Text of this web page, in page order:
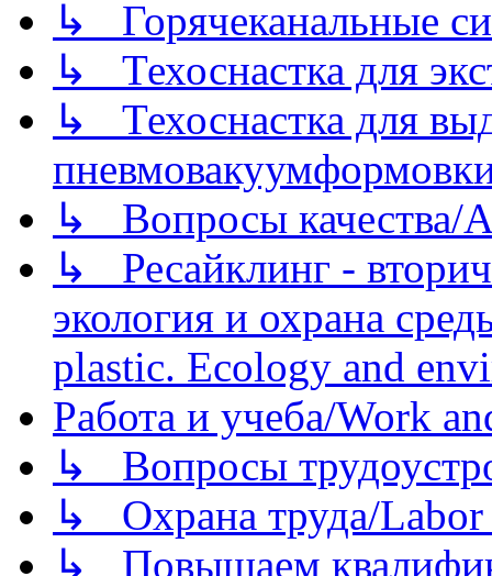
↳ Горячеканальные
↳ Техоснастка для
↳ Техоснастка для
↳ Вопросы качества/
↳ Ресайклинг -
экология и охрана
plastic. Ecology and
Работа и учеба/Work
↳ Вопросы
↳ Охрана труда/Labor
↳ Повышаем